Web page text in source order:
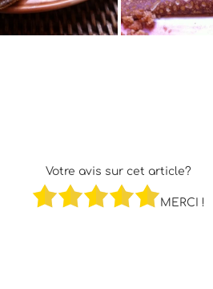
Votre avis sur cet article?
MERCI !